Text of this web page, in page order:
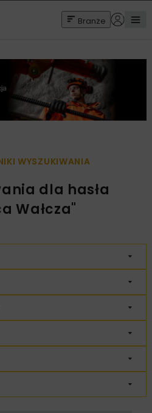
Branże
WYSZUKIWANIA
dla hasła
Wałcza"